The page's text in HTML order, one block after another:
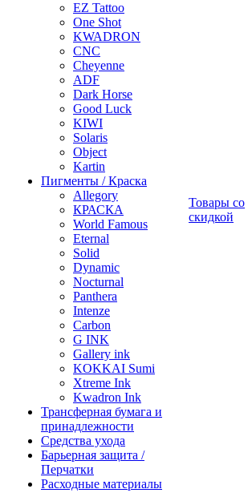
EZ Tattoo
One Shot
KWADRON
CNC
Cheyenne
ADF
Dark Horse
Good Luck
KIWI
Solaris
Object
Kartin
Пигменты / Краска
Allegory
КРАСКА
World Famous
Eternal
Solid
Dynamic
Nocturnal
Panthera
Intenze
Carbon
G INK
Gallery ink
KOKKAI Sumi
Xtreme Ink
Kwadron Ink
Трансферная бумага и
принадлежности
Средства ухода
Барьерная защита /
Перчатки
Расходные материалы
Товары со
скидкой